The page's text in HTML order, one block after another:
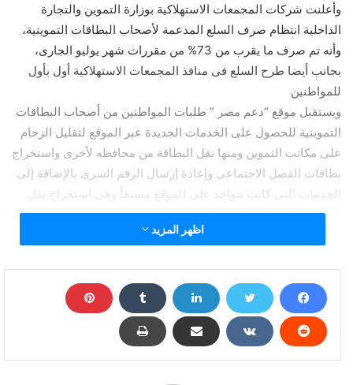
وأعلنت شركات المجمعات الاستهلاكية بوزارة التموين والتجارة
الداخلية انتظام صرف السلع المدعمة لأصحاب البطاقات التموينية،
وأنه تم صرف ما يقرب من 73% من مقررات شهر يوليو الجارى،
بجانب أيضا طرح السلع فى منافذ المجمعات الاستهلاكية أول بأول
للمواطنين
ويستقبل موقع “دعم مصر ” طلبات المواطنين من أصحاب البطاقات
التموينية للحصول على الخدمات الجديدة عبر الموقع لتقليل الزحام
على مكاتب التموين ومنها نقل البطاقة من محافظه لأخرى واستخراج
بطاقات الفصل الاجتماعى وإعادة إرسال الرقم السرى بالإضافة إلى
الخدمات التى كانت تتواجد على الموقع مسبقاً وهى استخراج بدل
التالف والفاقد للبطاقات التموينية.
وأكدت وزارة التموين والتجارة الداخلية أنه بالتعاون مع وزارة الإنتاج
الفتاح السيسى رئيس الجمهورية لوزارة التموين بالتوسع فى ميكنة
منظومة التموين للمساهمة فى تقديم الخدمات للمواطنين بسرعة
وكفاءة .ويذكر أن الدكتور على المصيلحى وزير التموين والتجارة
الداخلية أن الوزارة قامت بتنفيذ استراتيجية كبيرة لميكنة الخدمات
اظهر المزيد